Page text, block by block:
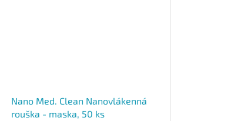
Nano Med. Clean Nanovlákenná
rouška - maska, 50 ks